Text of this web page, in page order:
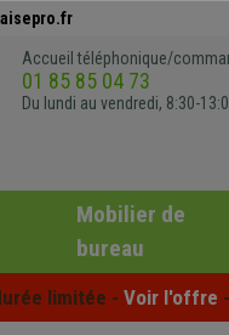
Accueil téléphonique/
01 85 85 04 73
Du lundi au vendredi, 8:30-
Mobilier de
bureau
limitée - Voir l'offre -